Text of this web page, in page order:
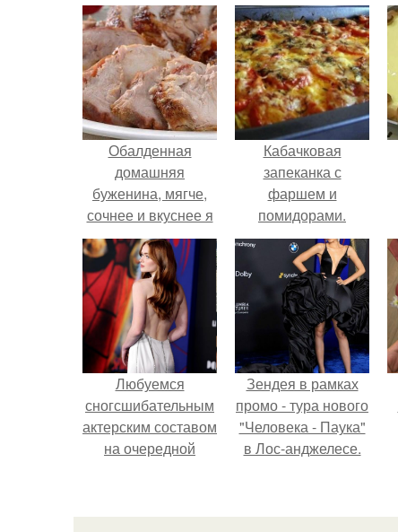
Обалденная
домашняя
буженина, мягче,
сочнее и вкуснее я
не ела!
Кабачковая
запеканка с
фаршем и
помидорами.
Любуемся
сногсшибательным
актерским составом
на очередной
Зендея в рамках
промо - тура нового
"Человека - Паука"
в Лос-анджелесе.